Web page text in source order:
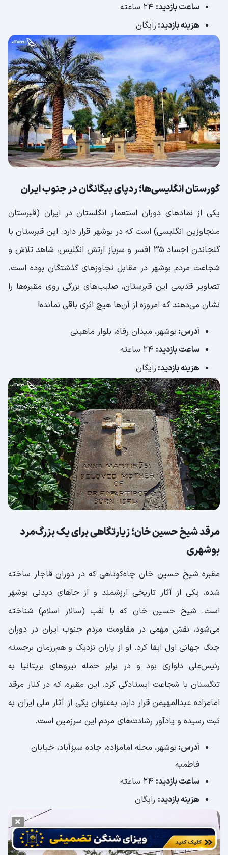
ساعت بازدید:
هزینه بازدید: رایگان
گورستان انگلیسی‌ها؛ ردپای بیگانگان در جنوب ایران
یکی از نمادهای دوران استعمار انگلستان در ایران (قبرستان
متجاوزین انگلیسی) است که در بوشهر قرار دارد. این قبرستان با
گنجاندن اجساد ۳۵ افسر و سرباز ارتش انگلیس، شاهد تلاش و
شجاعت مردم بوشهر در مقابل تجاوزهای گذشتگان بوده است.
تصاویر قدیمی این قبرستان، صلیب‌های بزرگی روی مقبره‌ها را
نشان می‌دهند که امروزه از آن‌ها هیچ اثری باقی نمانده!
آدرس: بوشهر، میدان رفاه، بلوار ماهینی
ساعت بازدید:
هزینه بازدید: رایگان
مرقد شیخ حسین خان؛ زیارتگاهی برای یک بزرگ‌مرد
بوشهری
مقبره شیخ حسین خان چاه‌کوتاهی که در دوران قاجار ساخته
شده، یکی از آثار تاریخی ارزشمند و از جاهای دیدنی بوشهر
است. شیخ حسین خان که با لقب (سالار اسلام) شناخته
می‌شود، نقش مهمی در مقاومت مردم جنوب ایران در دوران
جنگ جهانی اول ایفا کرد. او از یاران نزدیک و هم‌رزمان برجسته
رئیس‌علی دلواری بود و در برابر حمله نیروهای بریتانیا به
تنگستان با شجاعت ایستادگی کرد. این مقبره، که در کنار مرقد
امامزاده عبدالمهیمن قرار دارد، به‌عنوان یکی از آثار ملی ایران به
ثبت رسیده و یادآور رشادت‌های مردم این سرزمین است.
آدرس: بوشهر، محله امامزاده، جاده سبزآباد، خیابان
فاطمیه
ساعت بازدید:
هزینه بازدید: رایگان